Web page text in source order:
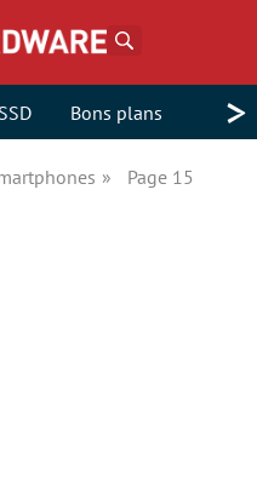
SSD Bons plans >
Page 15